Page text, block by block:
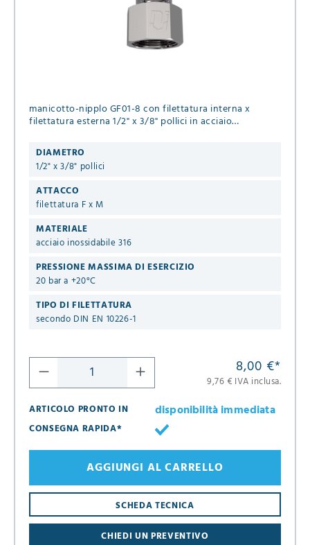
manicotto-nipplo GF01-8 con filettatura interna x
filettatura esterna 1/2" x 3/8" pollici in acciaio
DIAMETRO
1/2" x 3/8" pollici
ATTACCO
filettatura F x M
MATERIALE
acciaio inossidabile 316
PRESSIONE MASSIMA DI ESERCIZIO
20 bar a +20°C
TIPO DI FILETTATURA
secondo DIN EN 10226-1
8,00 €*
9,76 € IVA inclusa.
ARTICOLO PRONTO IN
disponibilità immediata
CONSEGNA RAPIDA*
CHIEDI UN PREVENTIVO
SCHEDA TECNICA
AGGIUNGI AL CARRELLO